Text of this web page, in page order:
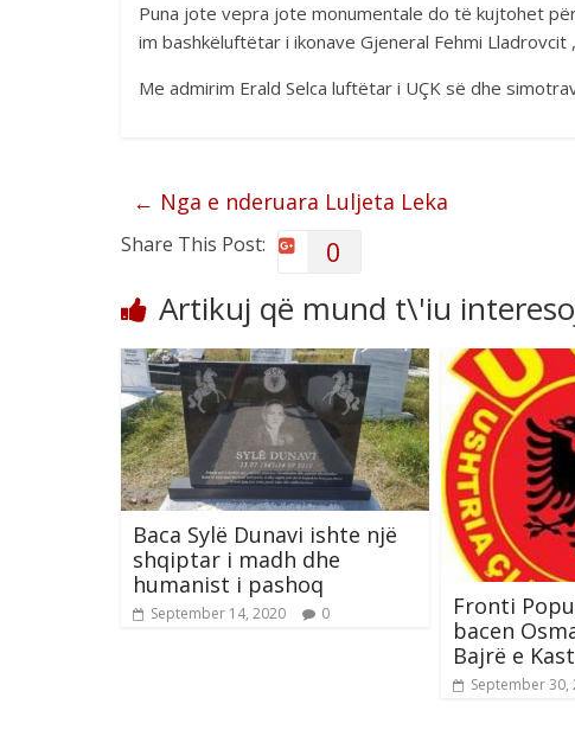
Puna jote vepra jote monumentale do të kujtohet
im bashkëluftëtar i ikonave Gjeneral Fehmi
Me admirim Erald Selca luftëtar i UÇK së dhe
← Nga e nderuara Luljeta Leka
Share This Post: 0
Artikuj që mund t\'iu
Baca Sylë Dunavi ishte një
shqiptar i madh dhe
humanist i pashoq
September 14, 2020 0
Fronti
bacen
Bajrë e
September 30,